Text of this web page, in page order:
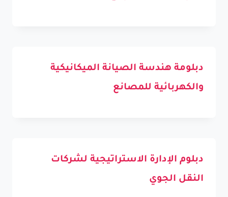
دبلومة هندسة الصيانة الميكانيكية
والكهربائية للمصانع
دبلوم الإدارة الاستراتيجية لشركات
النقل الجوي